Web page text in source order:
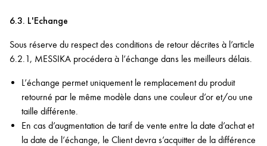
6.3. L'Echange
Sous réserve du respect des conditions de retour décrites à l’article
6.2.1, MESSIKA procédera à l’échange dans les meilleurs délais.
L’échange permet uniquement le remplacement du produit
retourné par le même modèle dans une couleur d’or et/ou une
taille différente.
En cas d’augmentation de tarif de vente entre la date d’achat et
la date de l’échange, le Client devra s’acquitter de la différence